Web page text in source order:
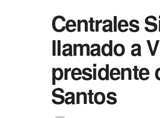
Centrales
llamado a
presidente
Santos